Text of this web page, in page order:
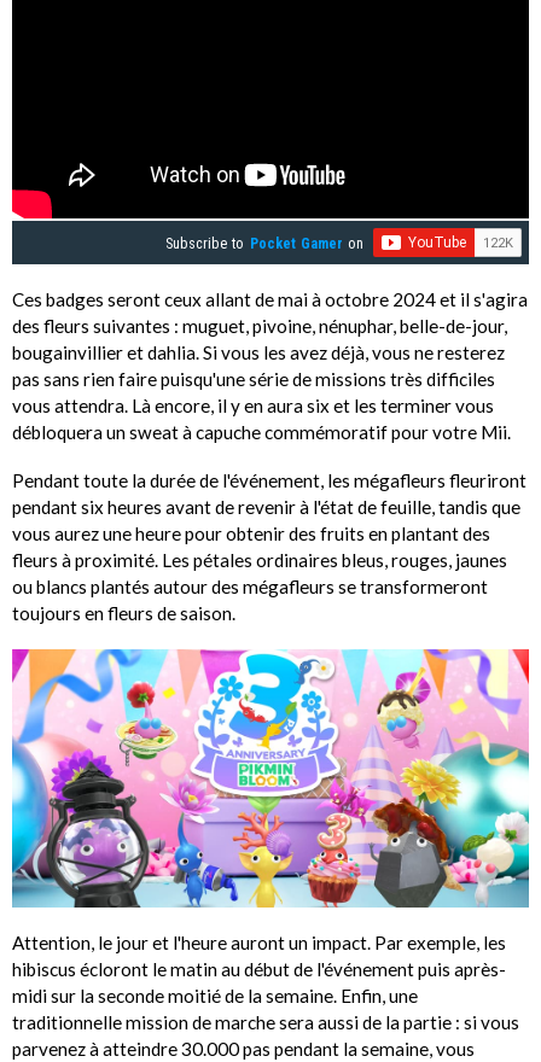
Subscribe to Pocket Gamer on
Ces badges seront ceux allant de mai à octobre 2024 et il s'agira
des fleurs suivantes : muguet, pivoine, nénuphar, belle-de-jour,
bougainvillier et dahlia. Si vous les avez déjà, vous ne resterez
pas sans rien faire puisqu'une série de missions très difficiles
vous attendra. Là encore, il y en aura six et les terminer vous
débloquera un sweat à capuche commémoratif pour votre Mii.
Pendant toute la durée de l'événement, les mégafleurs fleuriront
pendant six heures avant de revenir à l'état de feuille, tandis que
vous aurez une heure pour obtenir des fruits en plantant des
fleurs à proximité. Les pétales ordinaires bleus, rouges, jaunes
ou blancs plantés autour des mégafleurs se transformeront
toujours en fleurs de saison.
Attention, le jour et l'heure auront un impact. Par exemple, les
hibiscus écloront le matin au début de l'événement puis après-
midi sur la seconde moitié de la semaine. Enfin, une
traditionnelle mission de marche sera aussi de la partie : si vous
parvenez à atteindre 30.000 pas pendant la semaine, vous